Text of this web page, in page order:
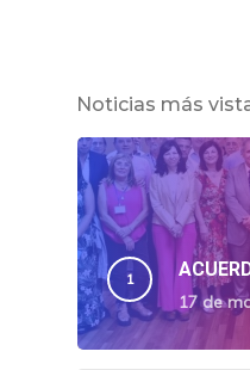
Noticias más
17 de